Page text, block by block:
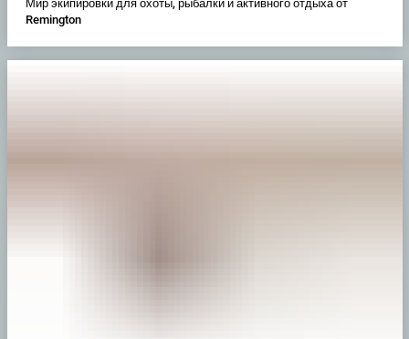
Мир экипировки для охоты, рыбалки и активного отдыха от
Remington